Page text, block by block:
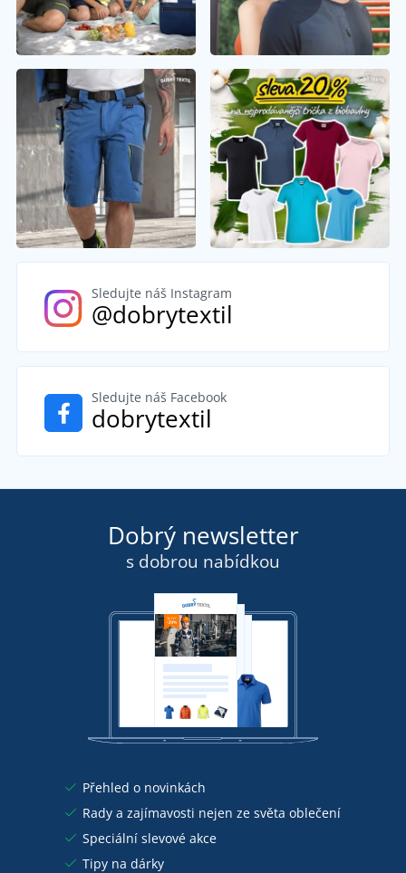
Sledujte náš Instagram
@dobrytextil
Sledujte náš Facebook
dobrytextil
Dobrý newsletter
s dobrou nabídkou
Přehled o novinkách
Rady a zajímavosti nejen ze světa oblečení
Speciální slevové akce
Tipy na dárky